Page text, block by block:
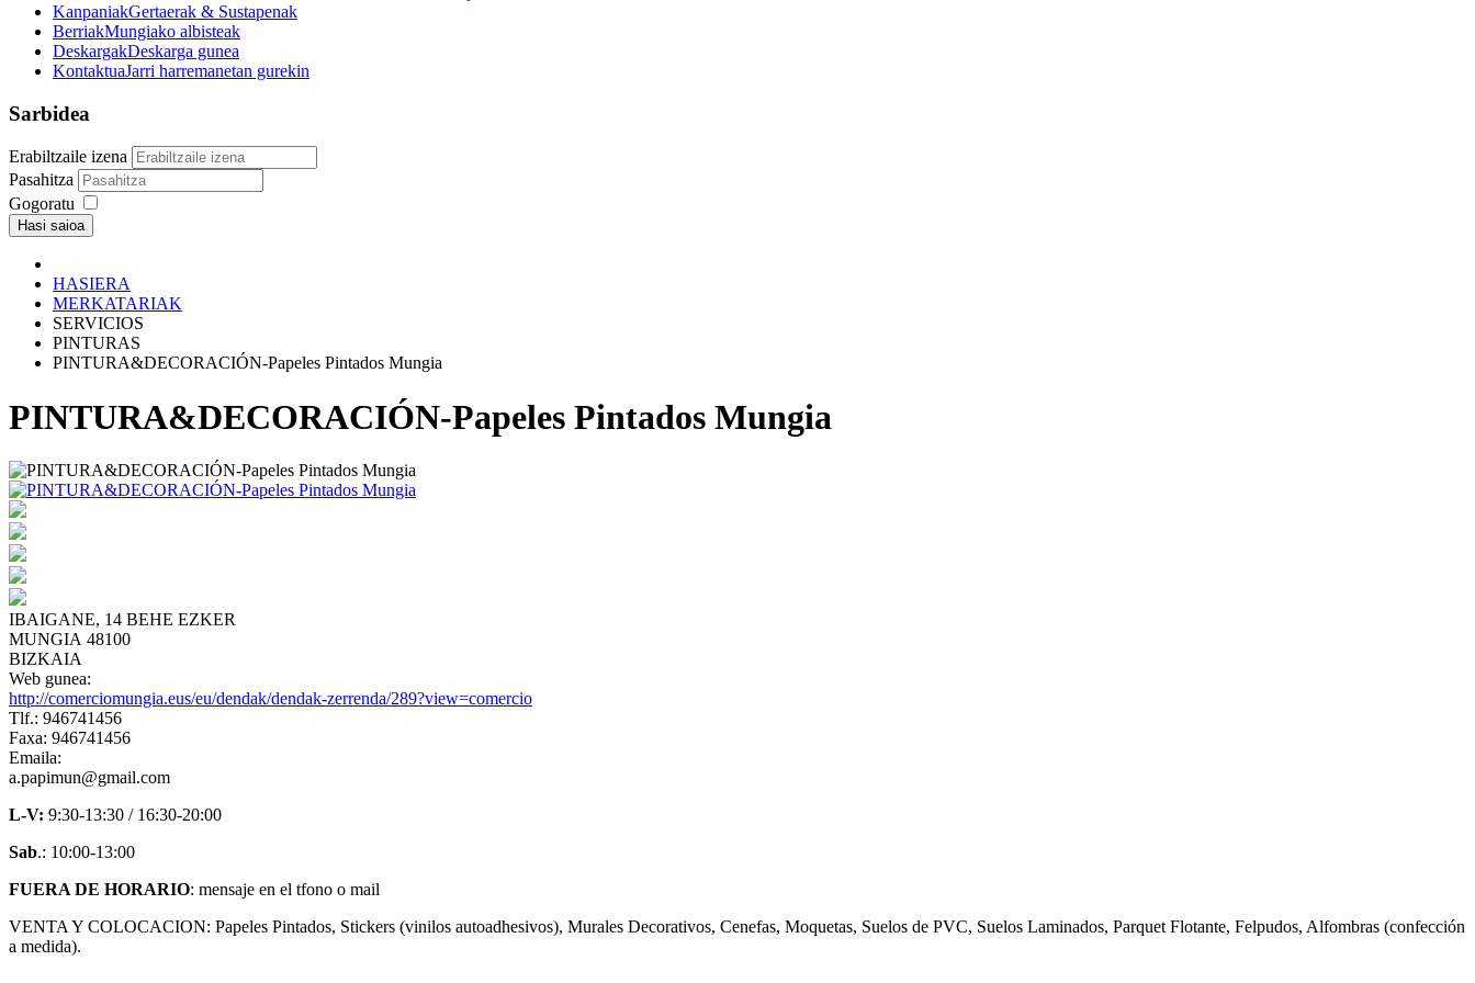
KanpaniakGertaerak & Sustapenak
BerriakMungiako albisteak
DeskargakDeskarga gunea
KontaktuaJarri harremanetan gurekin
Sarbidea
Erabiltzaile izena
Pasahitza
Gogoratu
Hasi saioa
HASIERA
MERKATARIAK
SERVICIOS
PINTURAS
PINTURA&DECORACIÓN-Papeles Pintados Mungia
PINTURA&DECORACIÓN-Papeles Pintados Mungia
IBAIGANE, 14 BEHE EZKER
MUNGIA 48100
BIZKAIA
Web gunea:
http://comerciomungia.eus/eu/dendak/dendak-zerrenda/289?view=comercio
Tlf.: 946741456
Faxa: 946741456
Emaila:
a.papimun@gmail.com
L-V: 9:30-13:30 / 16:30-20:00
Sab.: 10:00-13:00
FUERA DE HORARIO: mensaje en el tfono o mail
VENTA Y COLOCACION: Papeles Pintados, Stickers (vinilos autoadhesivos), Murales Decorativos, Cenefas, Moquetas, Suelos de PVC, Suelos Laminados, Parquet Flotante, Felpudos, Alfombras (confección
a medida).